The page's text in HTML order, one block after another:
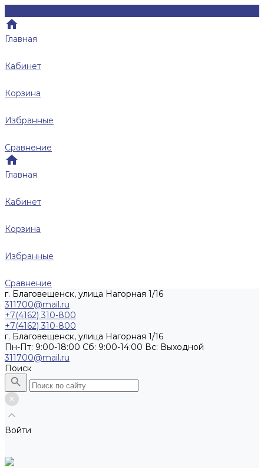
Главная
Кабинет
Корзина
Избранные
Сравнение
Главная
Кабинет
Корзина
Избранные
Сравнение
г. Благовещенск, улица Нагорная 1/16
311700@mail.ru
+7(4162) 310-800
+7(4162) 310-800
г. Благовещенск, улица Нагорная 1/16
Пн-Пт: 9:00-18:00 Cб: 9:00-14:00 Вс: Выходной
311700@mail.ru
Поиск
Войти